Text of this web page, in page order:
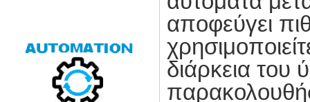
αποφεύγει
διάρκεια του